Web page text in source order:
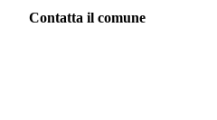
Contatta il comune